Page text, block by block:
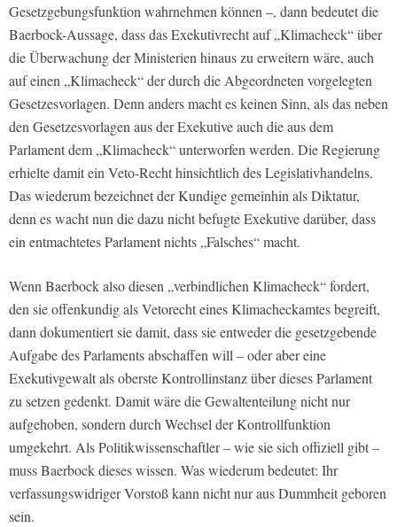
Gesetzgebungsfunktion wahrnehmen können –, dann bedeutet die
Baerbock-Aussage, dass das Exekutivrecht auf „Klimacheck“ über
die Überwachung der Ministerien hinaus zu erweitern wäre, auch
auf einen „Klimacheck“ der durch die Abgeordneten vorgelegten
Gesetzesvorlagen. Denn anders macht es keinen Sinn, als das neben
den Gesetzesvorlagen aus der Exekutive auch die aus dem
Parlament dem „Klimacheck“ unterworfen werden. Die Regierung
erhielte damit ein Veto-Recht hinsichtlich des Legislativhandelns.
Das wiederum bezeichnet der Kundige gemeinhin als Diktatur,
denn es wacht nun die dazu nicht befugte Exekutive darüber, dass
ein entmachtetes Parlament nichts „Falsches“ macht.
Wenn Baerbock also diesen „verbindlichen Klimacheck“ fordert,
den sie offenkundig als Vetorecht eines Klimacheckamtes begreift,
dann dokumentiert sie damit, dass sie entweder die gesetzgebende
Aufgabe des Parlaments abschaffen will – oder aber eine
Exekutivgewalt als oberste Kontrollinstanz über dieses Parlament
zu setzen gedenkt. Damit wäre die Gewaltenteilung nicht nur
aufgehoben, sondern durch Wechsel der Kontrollfunktion
umgekehrt. Als Politikwissenschaftler – wie sie sich offiziell gibt –
muss Baerbock dieses wissen. Was wiederum bedeutet: Ihr
verfassungswidriger Vorstoß kann nicht nur aus Dummheit geboren
sein.